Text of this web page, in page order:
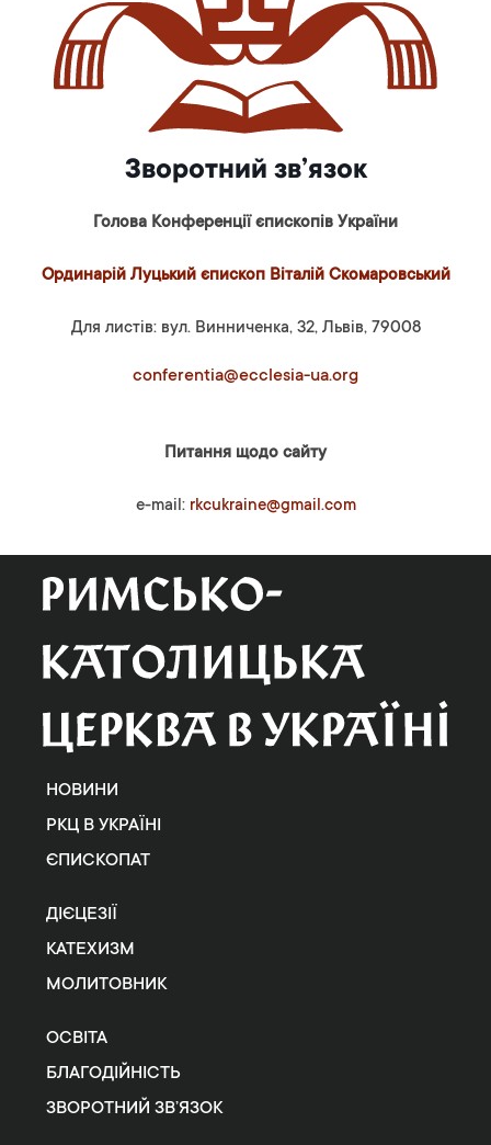
Зворотний зв’язок
Голова Конференції єпископів України
Ординарій Луцький єпископ Віталій Скомаровський
Для листів: вул. Винниченка, 32, Львів, 79008
conferentia@ecclesia-ua.org
Питання щодо сайту
e-mail: rkcukraine@gmail.com
НОВИНИ
РКЦ В УКРАЇНІ
ЄПИСКОПАТ
ДІЄЦЕЗІЇ
КАТЕХИЗМ
МОЛИТОВНИК
ОСВІТА
БЛАГОДІЙНІСТЬ
ЗВОРОТНИЙ ЗВ’ЯЗОК